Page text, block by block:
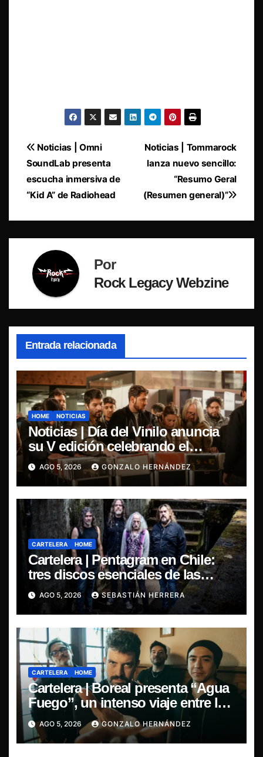
Navegación
de
entradas
Noticias | Tommarock
lanza nuevo sencillo:
“Resumo Geral
(Resumen general)”
Noticias | Omni
SoundLab presenta
escucha inmersiva de
“Kid A” de Radiohead
Por
Rock Legacy Webzine
Entrada relacionada
HOME NOTICIAS
Noticias | Día del Vinilo anuncia
su V edición celebrando el
regreso del 7″ fabricado en Chile
AGO 5, 2026 GONZALO HERNÁNDEZ
CARTELERA HOME
Cartelera | Pentagram en Chile:
tres discos esenciales de las
leyendas del doom
AGO 5, 2026 SEBASTIÁN HERRERA
CARTELERA HOME
Cartelera | Boreal presenta “Agua
Fuego”, un intenso viaje entre la
pasión y la desilusión
AGO 5, 2026 GONZALO HERNÁNDEZ